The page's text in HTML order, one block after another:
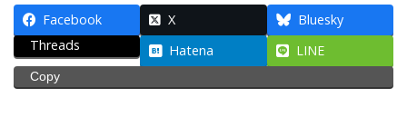
Facebook X
Bluesky
Threads
Hatena LINE
Copy